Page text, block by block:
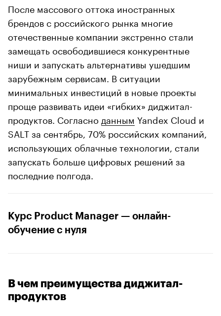
После массового оттока иностранных
брендов с российского рынка многие
отечественные компании экстренно стали
замещать освободившиеся конкурентные
ниши и запускать альтернативы ушедшим
зарубежным сервисам. В ситуации
минимальных инвестиций в новые проекты
проще развивать идеи «гибких» диджитал-
продуктов. Согласно данным Yandex Cloud и
SALT за сентябрь, 70% российских компаний,
использующих облачные технологии, стали
запускать больше цифровых решений за
последние полгода.
Курс Product Manager — онлайн-
обучение с нуля
В чем преимущества диджитал-
продуктов